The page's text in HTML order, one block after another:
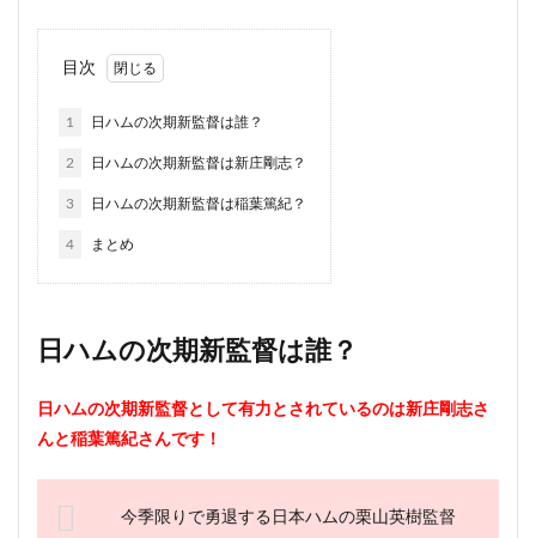
目次
1 日ハムの次期新監督は誰？
2 日ハムの次期新監督は新庄剛志？
3 日ハムの次期新監督は稲葉篤紀？
4 まとめ
日ハムの次期新監督は誰？
日ハムの次期新監督として有力とされているのは新庄剛志さ
んと稲葉篤紀さんです！
今季限りで勇退する日本ハムの栗山英樹監督